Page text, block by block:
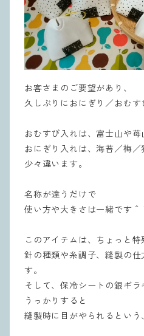
お客さまのご要望があり、
久しぶりにおにぎり／おむす
おむすび入れは、富士山や苺
おにぎり入れは、海苔／梅／
少々違います。
名称が違うだけで
使い方や大きさは一緒です＾
このアイテムは、ちょっと
針の種類や糸調子、縫製の
す。
そして、保冷シートの銀ギラ
うっかりすると
縫製時に目がやられるという